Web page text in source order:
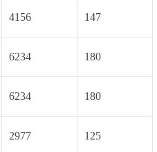
4156 147
6234 180
6234 180
2977 125